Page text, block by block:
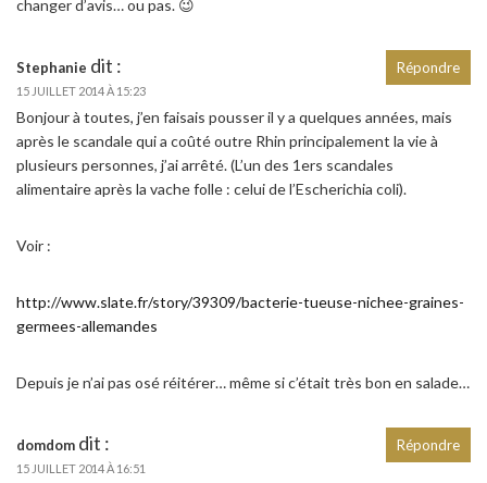
changer d’avis… ou pas. 😉
Stephanie dit :
15 JUILLET 2014 À 15:23
Bonjour à toutes, j’en faisais pousser il y a quelques années, mais
après le scandale qui a coûté outre Rhin principalement la vie à
plusieurs personnes, j’ai arrêté. (L’un des 1ers scandales
alimentaire après la vache folle : celui de l’Escherichia coli).
Voir :
http://www.slate.fr/story/39309/bacterie-tueuse-nichee-graines-
germees-allemandes
Depuis je n’ai pas osé réitérer… même si c’était très bon en salade…
Répondre
domdom dit :
15 JUILLET 2014 À 16:51
Répondre